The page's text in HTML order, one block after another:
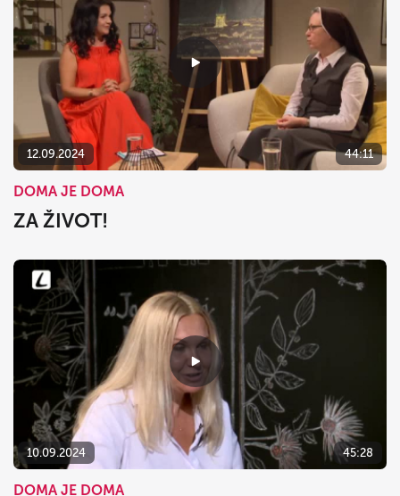
12.09.2024 44:11
DOMA JE DOMA
ZA ŽIVOT!
10.09.2024 45:28
DOMA JE DOMA